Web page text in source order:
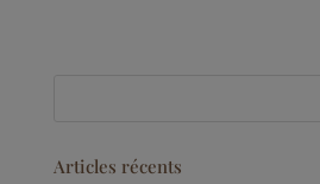
Articles récents